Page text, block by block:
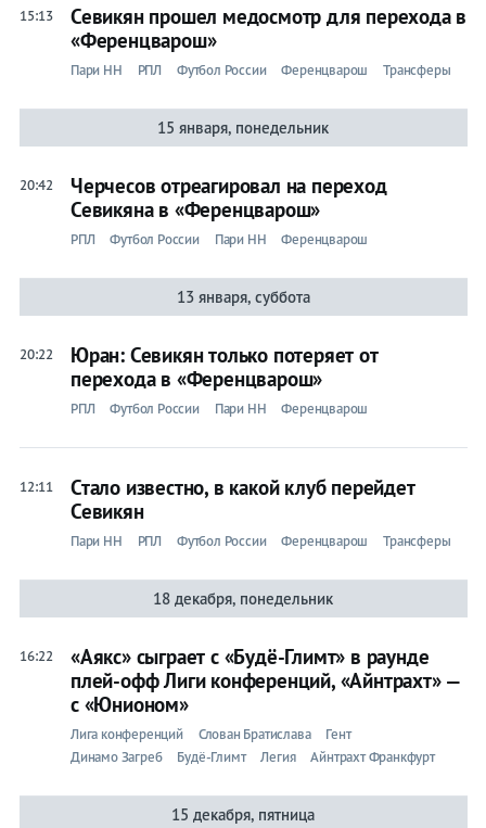
15:13
Севикян прошел медосмотр для перехода в
«Ференцварош»
Пари НН РПЛ Футбол России Ференцварош Трансферы
15 января, понедельник
20:42
Черчесов отреагировал на переход
Севикяна в «Ференцварош»
РПЛ Футбол России Пари НН Ференцварош
13 января, суббота
20:22
Юран: Севикян только потеряет от
перехода в «Ференцварош»
РПЛ Футбол России Пари НН Ференцварош
12:11
Стало известно, в какой клуб перейдет
Севикян
Пари НН РПЛ Футбол России Ференцварош Трансферы
18 декабря, понедельник
16:22
«Аякс» сыграет с «Будё-Глимт» в раунде
плей-офф Лиги конференций, «Айнтрахт» —
с «Юнионом»
Лига конференций Слован Братислава
Гент
Динамо Загреб
Будё-Глимт Легия Айнтрахт Франкфурт
15 декабря, пятница